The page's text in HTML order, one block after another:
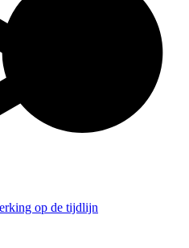
op de tijdlijn